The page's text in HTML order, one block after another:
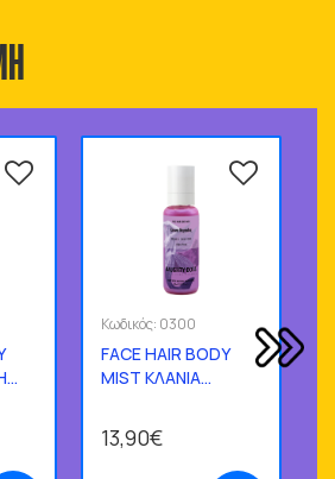
Κωδικός: 0300
FACE HAIR BODY
MIST ΚΛΑΝΙΑ
13,90€